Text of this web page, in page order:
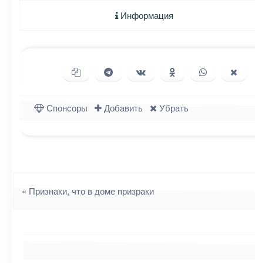
Информация
Копировать ссылкуПоделиться в Telegram
Поделиться ВКонтакте
Поделиться в
Спонсоры Добавить Убрать
« Признаки, что в доме призраки